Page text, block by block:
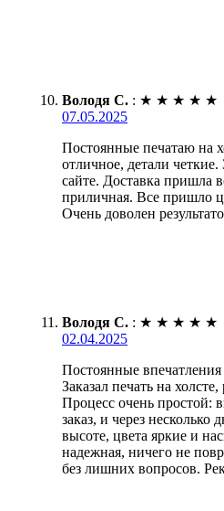
Володя С. : ★ ★ ★ ★ ★
07.05.2025
Постоянные печатаю на
отличное, детали
сайте. Доставка пришла
приличная. Все пришло
Очень доволен
Володя С. : ★ ★ ★ ★ ★
02.04.2025
Постоянные
Заказал печать на
Процесс очень простой:
заказ, и через несколько
высоте, цвета яркие и
надежная, ничего не
без лишних вопросов.